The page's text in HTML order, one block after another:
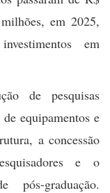
em 2025,
em
de pesquisas
equipamentos e
a concessão
e o
pós-graduação.